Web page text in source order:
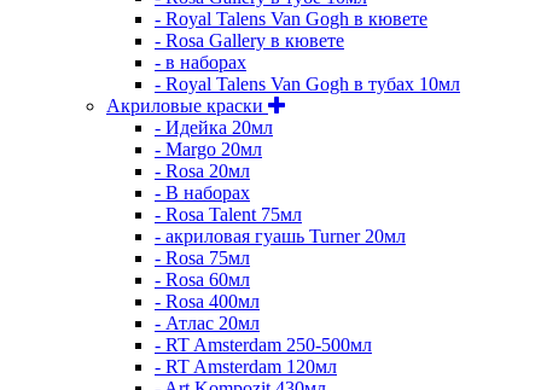
- Royal Talens Van Gogh в кювете
- Rosa Gallery в кювете
- в наборах
- Royal Talens Van Gogh в тубах 10мл
Акриловые краски
- Идейка 20мл
- Margo 20мл
- Rosa 20мл
- В наборах
- Rosa Talent 75мл
- акриловая гуашь Turner 20мл
- Rosa 75мл
- Rosa 60мл
- Rosa 400мл
- Атлас 20мл
- RT Amsterdam 250-500мл
- RT Amsterdam 120мл